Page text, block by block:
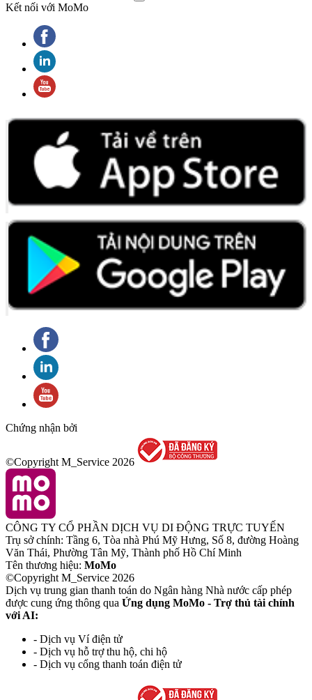
Kết nối với MoMo
Chứng nhận bởi
©Copyright M_Service 2026
CÔNG TY CỔ PHẦN DỊCH VỤ DI ĐỘNG TRỰC TUYẾN
Trụ sở chính: Tầng 6, Tòa nhà Phú Mỹ Hưng, Số 8, đường Hoàng
Văn Thái, Phường Tân Mỹ, Thành phố Hồ Chí Minh
Tên thương hiệu: MoMo
©Copyright M_Service 2026
Dịch vụ trung gian thanh toán do Ngân hàng Nhà nước cấp phép
được cung ứng thông qua Ứng dụng MoMo - Trợ thủ tài chính
với AI:
- Dịch vụ Ví điện tử
- Dịch vụ hỗ trợ thu hộ, chi hộ
- Dịch vụ cổng thanh toán điện tử